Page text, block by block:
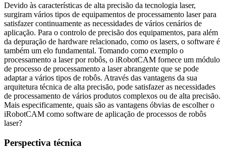
Devido às características de alta precisão da tecnologia laser,
surgiram vários tipos de equipamentos de processamento laser para
satisfazer continuamente as necessidades de vários cenários de
aplicação. Para o controlo de precisão dos equipamentos, para além
da depuração de hardware relacionado, como os lasers, o software é
também um elo fundamental. Tomando como exemplo o
processamento a laser por robôs, o iRobotCAM fornece um módulo
de processo de processamento a laser abrangente que se pode
adaptar a vários tipos de robôs. Através das vantagens da sua
arquitetura técnica de alta precisão, pode satisfazer as necessidades
de processamento de vários produtos complexos ou de alta precisão.
Mais especificamente, quais são as vantagens óbvias de escolher o
iRobotCAM como software de aplicação de processos de robôs
laser?
Perspectiva técnica